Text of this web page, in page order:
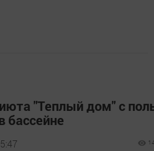
"Теплый дом" с
бассейне